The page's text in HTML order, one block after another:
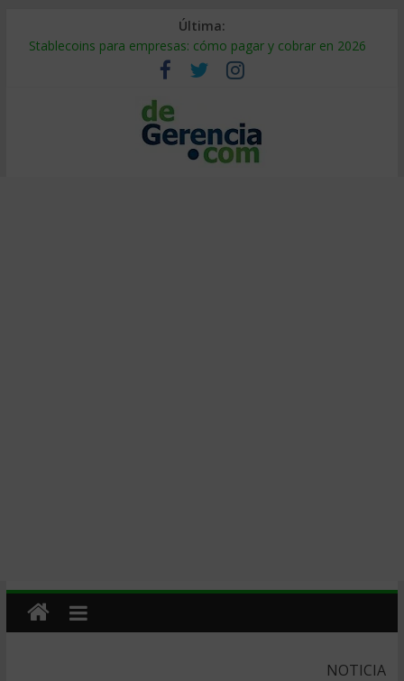
Última:
Stablecoins para empresas: cómo pagar y cobrar en 2026
Despido silencioso: qué es y por qué sale tan caro
IA en selección de personal: cómo auditarla a tiempo
Trabajo forzoso en la cadena de suministro: qué hacer
Mercado hispano de EE. UU.: cómo segmentarlo y venderle
NOTICIA